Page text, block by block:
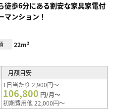
徒歩6分にある割安な家具家電付
マンション！
22m²
月額目安
1日当たり 2,900円～
106,800 円/月～
初期費用他 22,000円～